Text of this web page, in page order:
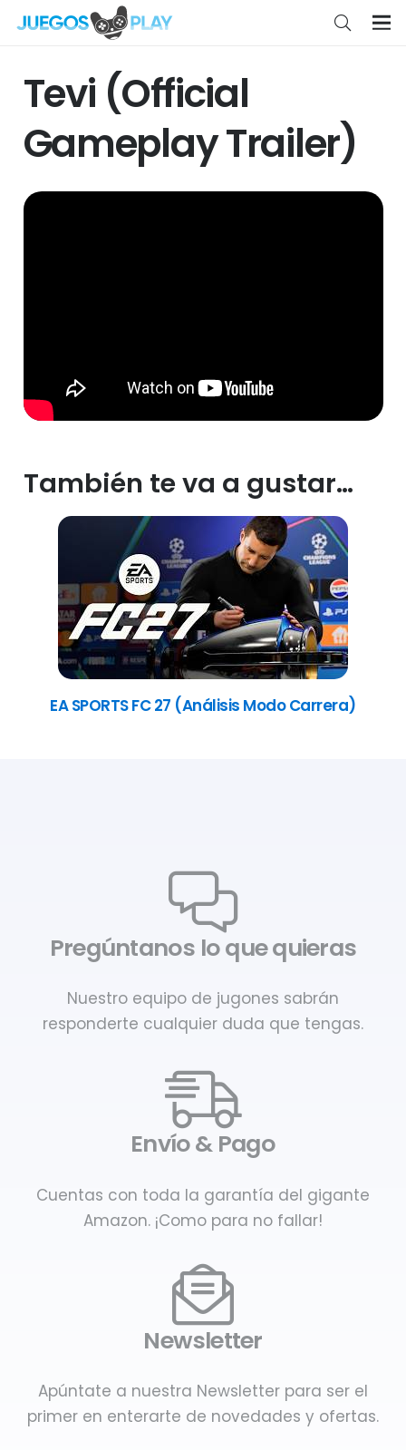
Tevi (Official
Gameplay Trailer)
También te va a gustar…
EA SPORTS FC 27 (Análisis Modo Carrera)
Pregúntanos lo que quieras
Nuestro equipo de jugones sabrán
responderte cualquier duda que tengas.
Envío & Pago
Cuentas con toda la garantía del gigante
Amazon. ¡Como para no fallar!
Newsletter
Apúntate a nuestra Newsletter para ser el
primer en enterarte de novedades y ofertas.